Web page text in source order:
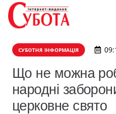
СУБОТНЯ ІНФОРМАЦІЯ
Що не можна
народні
церковне свято